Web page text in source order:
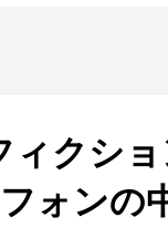
ィクシ
ォンの